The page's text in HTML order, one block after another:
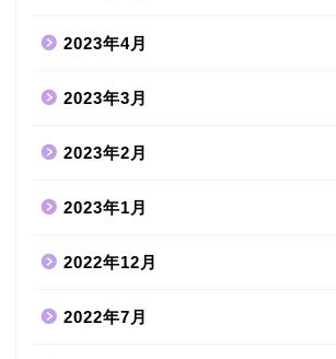
2023年4月
2023年3月
2023年2月
2023年1月
2022年12月
2022年7月